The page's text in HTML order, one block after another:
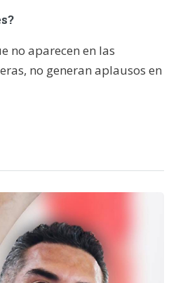
no aparecen en las
no generan aplausos en